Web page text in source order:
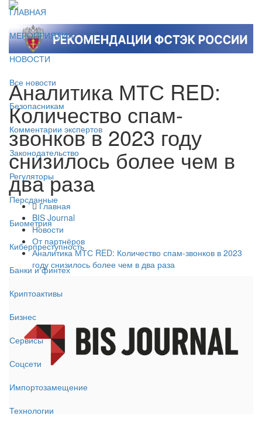
ГЛАВНАЯ
МЕРОПРИЯТИЯ
НОВОСТИ
Все новости
Безопасникам
Комментарии экспертов
Законодательство
Регуляторы
Персданные
Биометрия
Киберпреступность
Банки и финтех
Криптоактивы
Бизнес
Сервисы
Соцсети
Импортозамещение
Технологии
Аналитика МТС RED:
Количество спам-
звонков в 2023 году
снизилось более чем в
два раза
Главная
BIS Journal
Новости
От партнёров
Аналитика МТС RED: Количество спам-звонков в 2023
году снизилось более чем в два раза